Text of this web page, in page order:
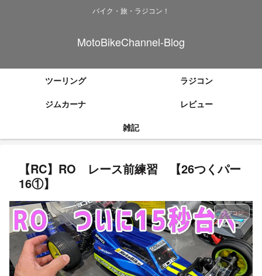
バイク・旅・ラジコン！
MotoBikeChannel-Blog
ツーリング
ラジコン
ジムカーナ
レビュー
雑記
【RC】RO レース前練習 【26つくパー
16①】
ラジコン